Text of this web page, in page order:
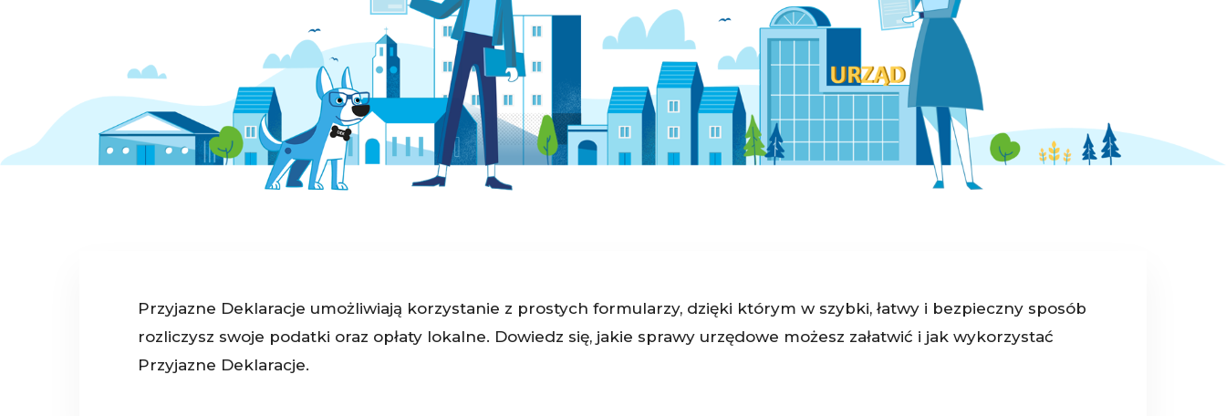
Przyjazne Deklaracje umożliwiają korzystanie z prostych formularzy, dzięki którym w szybki, łatwy i bezpieczny sposób
rozliczysz swoje podatki oraz opłaty lokalne. Dowiedz się, jakie sprawy urzędowe możesz załatwić i jak wykorzystać
Przyjazne Deklaracje.